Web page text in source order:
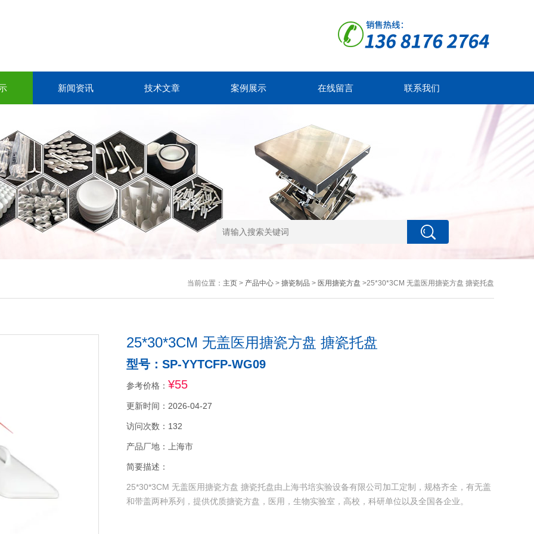
新闻资讯 技术文章 案例展示 在线留言 联系我们
当前位置： 主页> 产品中心> 搪瓷制品 > 医用搪瓷方盘 >25*30*3CM 无盖医用搪瓷方盘 搪瓷托盘
25*30*3CM 无盖医用搪瓷方盘 搪瓷托盘
型号：SP-YYTCFP-WG09
参考价格： ¥55
更新时间：2026-04-27
访问次数：132
产品厂地：上海市
简要描述：
25*30*3CM 无盖医用搪瓷方盘 搪瓷托盘由上海书培实验设备有限公司加工定制，规格齐全，有无盖
和带盖两种系列，提供优质搪瓷方盘，医用，生物实验室，高校，科研单位以及全国各企业。